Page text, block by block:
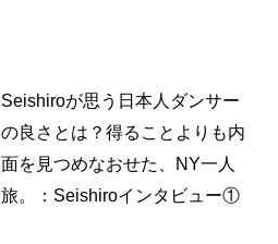
Seishiroが思う日本人ダンサー
の良さとは？得ることよりも内
面を見つめなおせた、NY一人
旅。：Seishiroインタビュー①